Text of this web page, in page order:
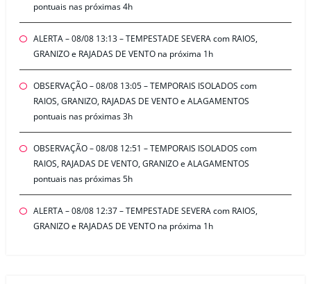
pontuais nas próximas 4h
ALERTA – 08/08 13:13 – TEMPESTADE SEVERA com RAIOS,
GRANIZO e RAJADAS DE VENTO na próxima 1h
OBSERVAÇÃO – 08/08 13:05 – TEMPORAIS ISOLADOS com
RAIOS, GRANIZO, RAJADAS DE VENTO e ALAGAMENTOS
pontuais nas próximas 3h
OBSERVAÇÃO – 08/08 12:51 – TEMPORAIS ISOLADOS com
RAIOS, RAJADAS DE VENTO, GRANIZO e ALAGAMENTOS
pontuais nas próximas 5h
ALERTA – 08/08 12:37 – TEMPESTADE SEVERA com RAIOS,
GRANIZO e RAJADAS DE VENTO na próxima 1h